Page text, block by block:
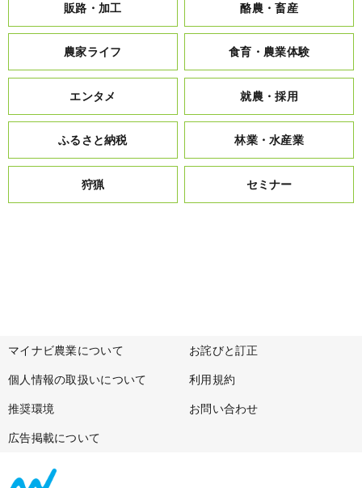
販路・加工 酪農・畜産
農家ライフ 食育・農業体験
エンタメ 就農・採用
ふるさと納税 林業・水産業
狩猟 セミナー
マイナビ農業について お詫びと訂正
個人情報の取扱いについて 利用規約
推奨環境 お問い合わせ
広告掲載について